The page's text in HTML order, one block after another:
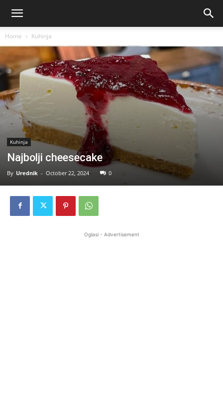
Home Kuhinja
Kuhinja
Najbolji cheesecake
By Urednik - October 22, 2024 0
Oglasi - Advertisement